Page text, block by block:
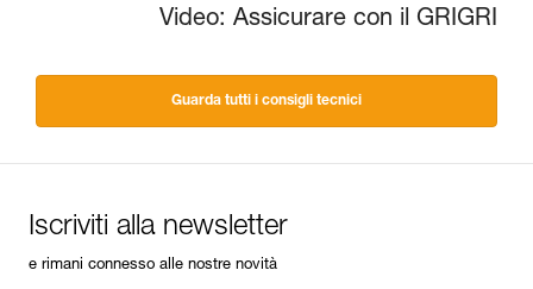
Video: Assicurare con il GRIGRI
Guarda tutti i consigli tecnici
Iscriviti alla newsletter
e rimani connesso alle nostre novità